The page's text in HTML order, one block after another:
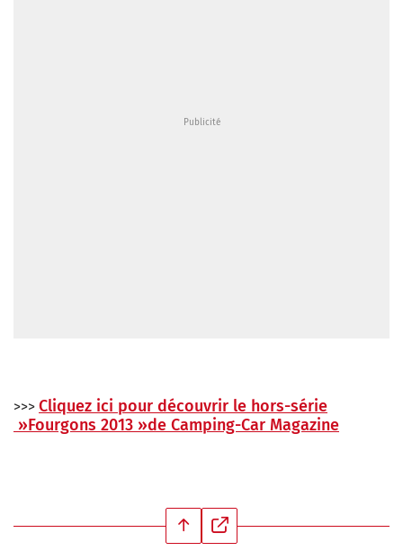
>>> Cliquez ici pour découvrir le hors-série
»Fourgons 2013 »de Camping-Car Magazine